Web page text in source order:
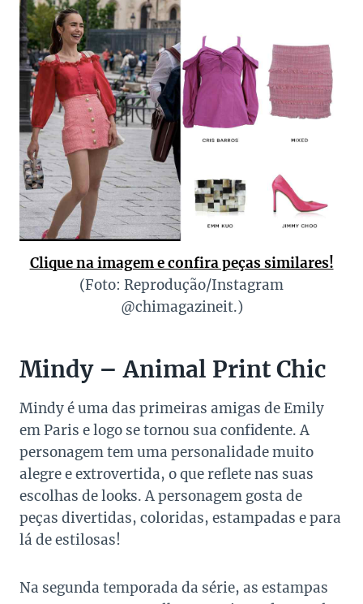
Clique na imagem e confira peças similares!
(Foto: Reprodução/Instagram
@chimagazineit.)
Mindy – Animal Print Chic
Mindy é uma das primeiras amigas de Emily
em Paris e logo se tornou sua confidente. A
personagem tem uma personalidade muito
alegre e extrovertida, o que reflete nas suas
escolhas de looks. A personagem gosta de
peças divertidas, coloridas, estampadas e para
lá de estilosas!
Na segunda temporada da série, as estampas